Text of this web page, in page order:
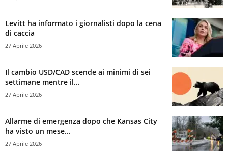
Levitt ha informato i giornalisti dopo la cena
di caccia
27 Aprile 2026
Il cambio USD/CAD scende ai minimi di sei
settimane mentre il...
27 Aprile 2026
Allarme di emergenza dopo che Kansas City
ha visto un mese...
27 Aprile 2026